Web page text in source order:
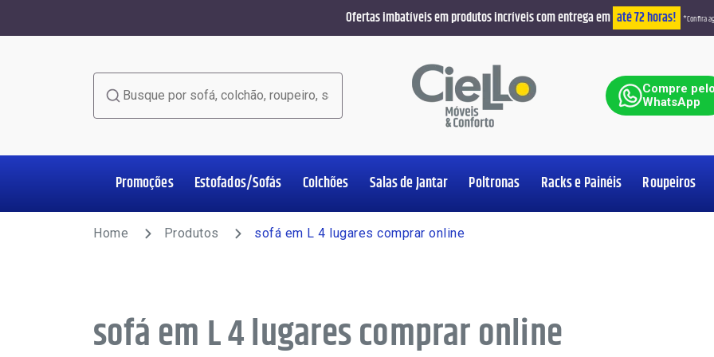
Ofertas imbatíveis em produtos incríveis com entrega em até 72 horas! *Confira
Compre pelo
WhatsApp
Home Office
Promoções Estofados/Sofás
Estofados/Sofás
Colchões
Colchões
Salas de Jantar
Salas de Jantar
Poltronas
Poltronas
Racks e Painéis
Racks e Painéis
Roupeiros
Roupeiros
Complementos
Home Produtos sofá em L 4 lugares comprar online
sofá em L 4 lugares comprar online